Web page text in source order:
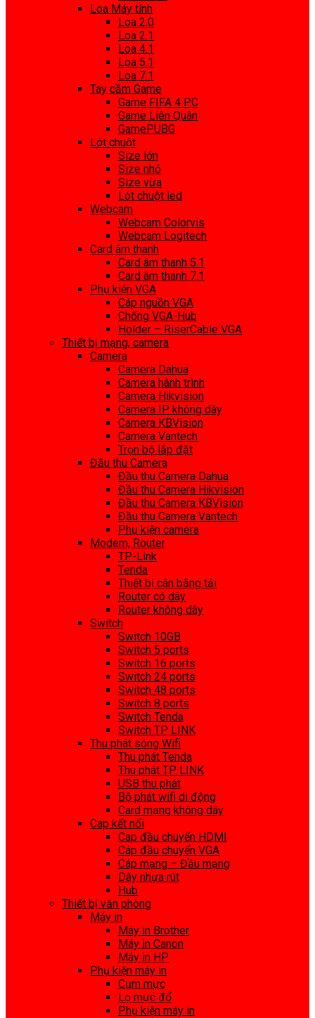
Loa Máy tính
Loa 2.0
Loa 2.1
Loa 4.1
Loa 5.1
Loa 7.1
Tay cầm Game
Game FIFA 4 PC
Game Liên Quân
GamePUBG
Lót chuột
Size lớn
Size nhỏ
Size vừa
Lót chuột led
Webcam
Webcam Colorvis
Webcam Logitech
Card âm thanh
Card âm thanh 5.1
Card âm thanh 7.1
Phụ kiện VGA
Cáp nguồn VGA
Chống VGA-Hub
Holder – RiserCable VGA
Thiết bị mạng, camera
Camera
Camera Dahua
Camera hành trình
Camera Hikvision
Camera IP không dây
Camera KBVision
Camera Vantech
Trọn bộ lắp đặt
Đầu thu Camera
Đầu thu Camera Dahua
Đầu thu Camera Hikvision
Đầu thu Camera KBVision
Đầu thu Camera Vantech
Phụ kiện camera
Modem, Router
TP-Link
Tenda
Thiết bị cân bằng tải
Router có dây
Router không dây
Switch
Switch 10GB
Switch 5 ports
Switch 16 ports
Switch 24 ports
Switch 48 ports
Switch 8 ports
Switch Tenda
Switch TP LINK
Thu phát sóng Wifi
Thu phát Tenda
Thu phát TP LINK
USB thu phát
Bộ phát wifi di động
Card mạng không dây
Cap kết nối
Cap đầu chuyển HDMI
Cáp đầu chuyển VGA
Cáp mạng – Đầu mạng
Dây nhựa rút
Hub
Thiết bị văn phòng
Máy in
Máy in Brother
Máy in Canon
Máy in HP
Phụ kiện máy in
Cụm mực
Lọ mực đổ
Phụ kiện máy in